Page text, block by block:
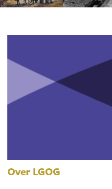
Over LGOG